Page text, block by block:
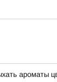
ароматы